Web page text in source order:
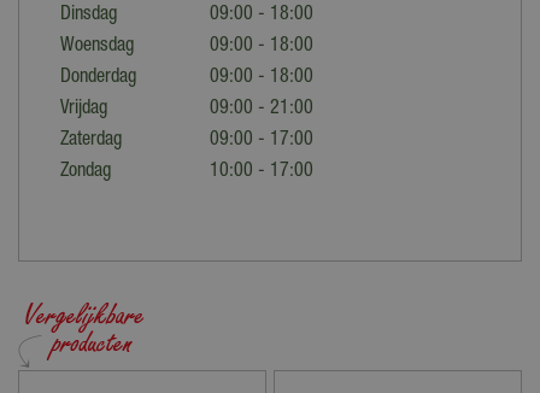
Dinsdag
09:00 - 18:00
Woensdag
09:00 - 18:00
Donderdag
09:00 - 18:00
Vrijdag
09:00 - 21:00
Zaterdag
09:00 - 17:00
Zondag
10:00 - 17:00